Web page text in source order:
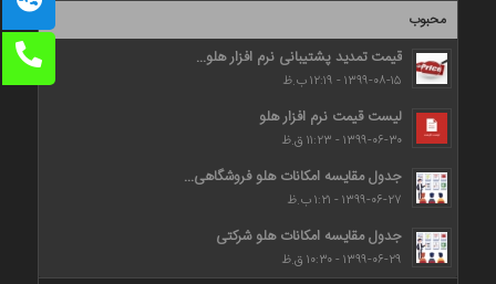
محبوب
قیمت تمدید پشتیبانی نرم افزار هلو...
۱۳۹۹-۰۸-۱۵ - ۱۲:۱۹ ب.ظ
لیست قیمت نرم افزار هلو
۱۳۹۹-۰۶-۳۰ - ۱۱:۲۳ ق.ظ
جدول مقایسه امکانات هلو فروشگاهی...
۱۳۹۹-۰۶-۲۷ - ۱:۲۱ ب.ظ
جدول مقایسه امکانات هلو شرکتی
۱۳۹۹-۰۶-۲۹ - ۱۰:۳۰ ق.ظ